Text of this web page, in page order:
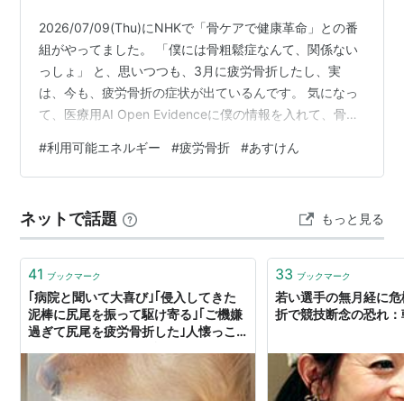
2026/07/09(Thu)にNHKで「骨ケアで健康革命」との番
組がやってました。 「僕には骨粗鬆症なんて、関係ない
っしょ」 と、思いつつも、3月に疲労骨折したし、実
は、今も、疲労骨折の症状が出ているんです。 気になっ
て、医療用AI Open Evidenceに僕の情報を入れて、骨粗
ー 2300kcal/day 平均ランニング距離 35km/week 体重
51kg BMI 18 体脂肪率 5％ Open Evidenceの回答は、以
5%の深刻な健康リスク 生理学的限界: 健康な男性の最
低…
#利用可能エネルギー #疲労骨折 #あすけん
ネットで話題 もっと見る
41 ブックマーク
｢病院と聞いて大喜び｣｢侵入してきた
泥棒に尻尾を振って駆け寄る｣｢ご機嫌
過ぎて尻尾を疲労骨折した｣人懐っこ
33 ブックマーク
若い選手の無月経に
折で競技断念の恐れ